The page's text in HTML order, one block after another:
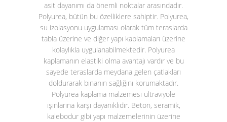
asit dayanımı da önemli noktalar arasındadır.
Polyurea, bütün bu özelliklere sahiptir. Polyurea,
su izolasyonu uygulaması olarak tüm teraslarda
tabla üzerine ve diğer yapı kaplamaları üzerine
kolaylıkla uygulanabilmektedir. Polyurea
kaplamanın elastiki olma avantajı vardır ve bu
sayede teraslarda meydana gelen çatlakları
doldurarak binanın sağlığını korumaktadır.
Polyurea kaplama malzemesi ultraviyole
ışınlarına karşı dayanıklıdır. Beton, seramik,
kalebodur gibi yapı malzemelerinin üzerine